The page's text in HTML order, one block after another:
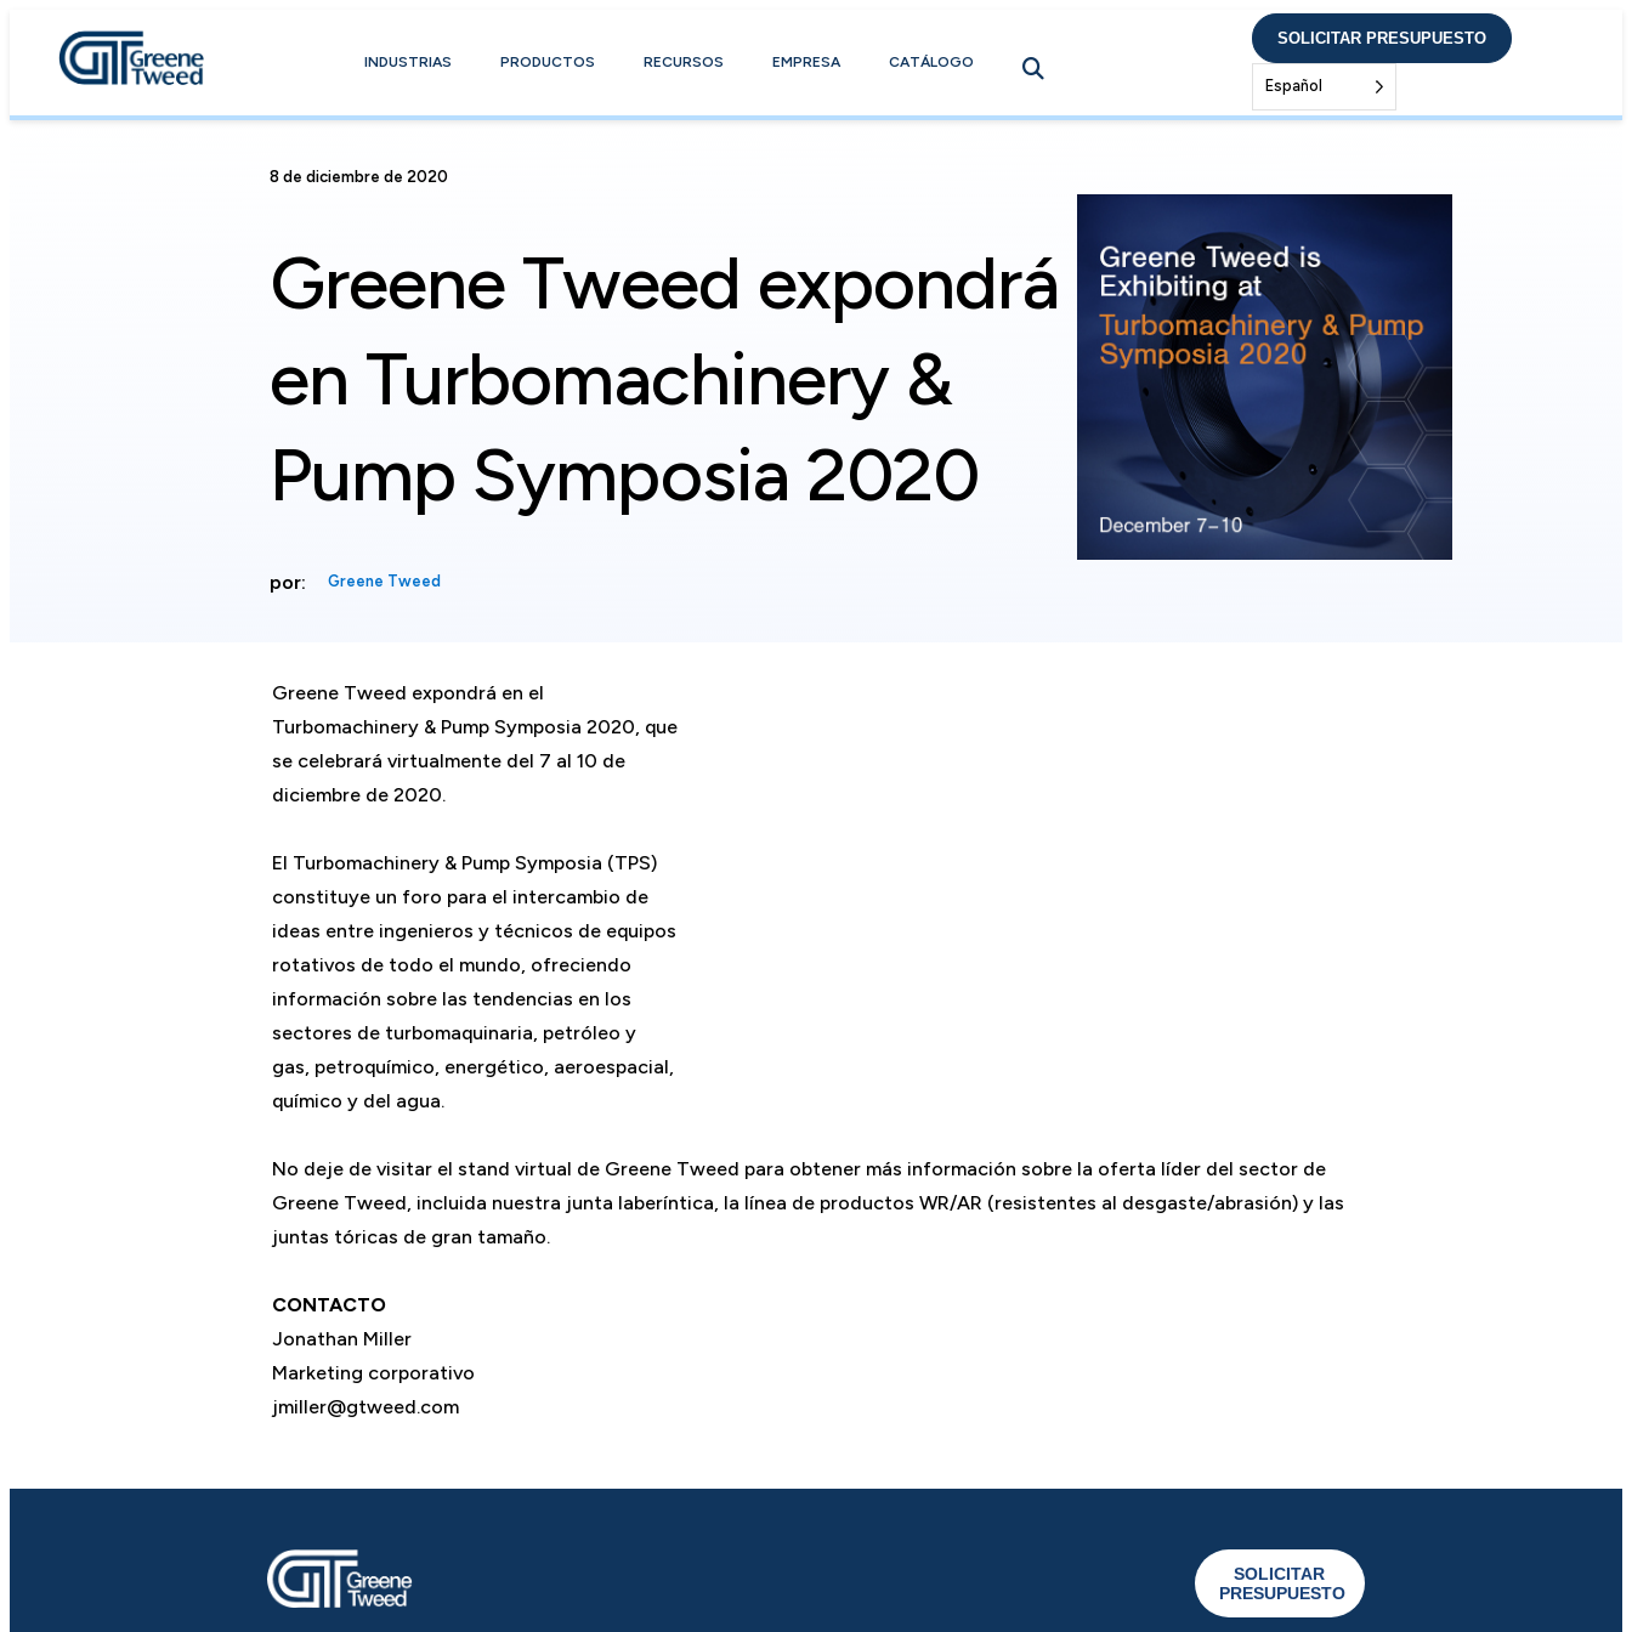
INDUSTRIAS PRODUCTOS RECURSOS EMPRESA CATÁLOGO
SOLICITAR PRESUPUESTO
Español
8 de diciembre de 2020
Greene Tweed expondrá
en Turbomachinery &
Pump Symposia 2020
por: Greene Tweed
Greene Tweed expondrá en el
Turbomachinery & Pump Symposia 2020, que
se celebrará virtualmente del 7 al 10 de
diciembre de 2020.
El Turbomachinery & Pump Symposia (TPS)
constituye un foro para el intercambio de
ideas entre ingenieros y técnicos de equipos
rotativos de todo el mundo, ofreciendo
información sobre las tendencias en los
sectores de turbomaquinaria, petróleo y
gas, petroquímico, energético, aeroespacial,
químico y del agua.
No deje de visitar el stand virtual de Greene Tweed para obtener más información sobre la oferta líder del sector de
Greene Tweed, incluida nuestra junta laberíntica, la línea de productos WR/AR (resistentes al desgaste/abrasión) y las
juntas tóricas de gran tamaño.
CONTACTO
Jonathan Miller
Marketing corporativo
jmiller@gtweed.com
SOLICITAR
PRESUPUESTO